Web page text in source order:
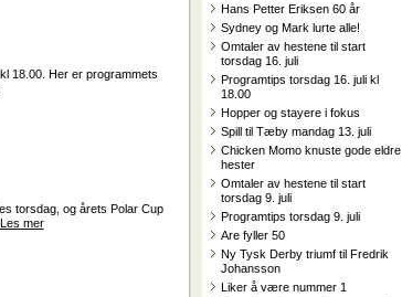
Hans Petter Eriksen 60 år
Sydney og Mark lurte alle!
Omtaler av hestene til start
torsdag 16. juli
Programtips torsdag 16. juli kl
18.00
Hopper og stayere i fokus
Spill til Tæby mandag 13. juli
Chicken Momo knuste gode eldre
hester
Omtaler av hestene til start
torsdag 9. juli
Programtips torsdag 9. juli
Are fyller 50
Ny Tysk Derby triumf til Fredrik
Johansson
Liker å være nummer 1
18.00. Her er programmets
torsdag, og årets Polar Cup
Les mer